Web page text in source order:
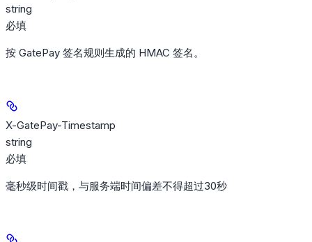
string
必填
按 GatePay 签名规则生成的 HMAC 签名。
X-GatePay-Timestamp
string
必填
毫秒级时间戳，与服务端时间偏差不得超过30秒